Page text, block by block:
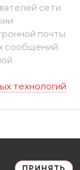
сети
почты
сообщений:
технологий
ПРИНЯТЬ